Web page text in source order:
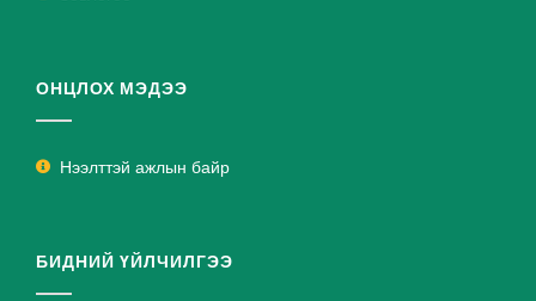
ОНЦЛОХ МЭДЭЭ
Нээлттэй ажлын байр
БИДНИЙ ҮЙЛЧИЛГЭЭ